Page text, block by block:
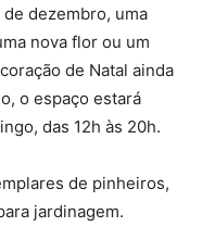
de dezembro, uma
nova flor ou um
de Natal ainda
o espaço estará
das 12h às 20h.
de pinheiros,
jardinagem.